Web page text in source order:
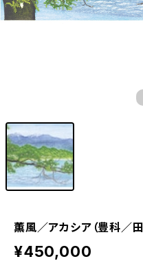
薫風／アカシア（豊科／
¥450,000